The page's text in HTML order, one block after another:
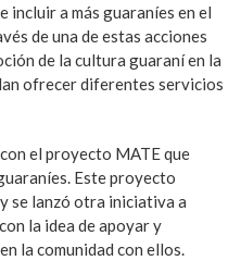
a más guaraníes en el
de una de estas acciones
de la cultura guaraní en la
ofrecer diferentes servicios
el proyecto MATE que
Este proyecto
se lanzó otra iniciativa a
la idea de apoyar y
la comunidad con ellos.